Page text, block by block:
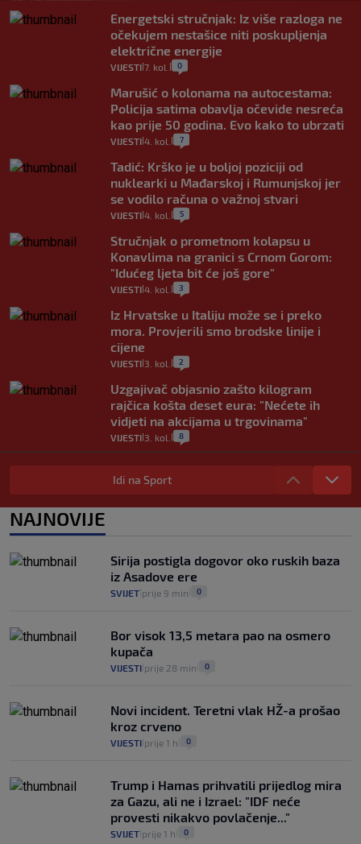
Energetski stručnjak: Iz više razloga ne
očekujem nestašice niti poskupljenja
električne energije
VIJESTI 7. kol. 0
Marušić o kolonama na autocestama:
Policija satima obavlja očevide nesreća
kao prije 50 godina. Evo kako to ubrzati
VIJESTI 4. kol. 7
Tadić: Krško je u boljoj poziciji od
nuklearki u Mađarskoj i Rumunjskoj jer
se vodilo računa o važnoj stvari
VIJESTI 4. kol. 5
Stručnjak o prometnom kolapsu u
Konavlima na granici s Crnom Gorom:
"Idućeg ljeta bit će još gore"
VIJESTI 4. kol. 3
Iz Hrvatske u Italiju može se i preko
mora. Provjerili smo brodske linije i
cijene
VIJESTI 3. kol. 2
Uzgajivač objasnio zašto kilogram
rajčica košta deset eura: "Nećete ih
vidjeti na akcijama u trgovinama"
VIJESTI 3. kol. 8
Selidba je jedno od stresnijih iskustava.
Evo aktualnih cijena i nekoliko savjeta
0
automobilom na Hvar iz Zagreba, a
koliko iz Osijeka
14
Idi na Sport
NAJNOVIJE
Sirija postigla dogovor oko ruskih baza
iz Asadove ere
SVIJET prije 9 min 0
Bor visok 13,5 metara pao na osmero
kupača
VIJESTI prije 28 min 0
Novi incident. Teretni vlak HŽ-a prošao
kroz crveno
VIJESTI prije 1 h 0
Trump i Hamas prihvatili prijedlog mira
za Gazu, ali ne i Izrael: "IDF neće
provesti nikakvo povlačenje..."
SVIJET prije 1 h 0